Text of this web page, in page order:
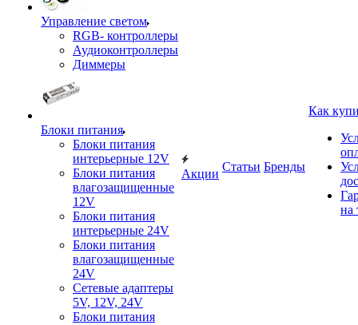
Управление светом
RGB- контроллеры
Аудиоконтроллеры
Диммеры
Блоки питания
Блоки питания
интерьерные 12V
Блоки питания
влагозащищенные
12V
Блоки питания
интерьерные 24V
Блоки питания
влагозащищенные
24V
Сетевые адаптеры
5V, 12V, 24V
Блоки питания
Акции
Статьи Бренды
Как
на